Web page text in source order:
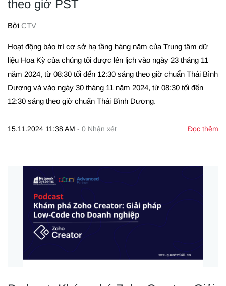
theo giờ PST
Bởi CTV
Hoạt động bảo trì cơ sở hạ tầng hàng năm của Trung tâm dữ
liệu Hoa Kỳ của chúng tôi được lên lịch vào ngày 23 tháng 11
năm 2024, từ 08:30 tối đến 12:30 sáng theo giờ chuẩn Thái Bình
Dương và vào ngày 30 tháng 11 năm 2024, từ 08:30 tối đến
12:30 sáng theo giờ chuẩn Thái Bình Dương.
15.11.2024 11:38 AM - 0 Nhận xét Đọc thêm